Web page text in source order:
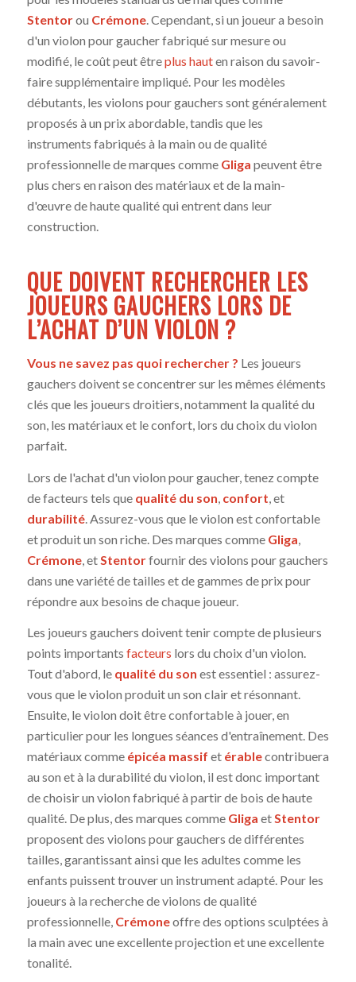
Stentorou Crémone. Cependant, si un joueur a besoin
d'un violon pour gaucher fabriqué sur mesure ou
modifié, le coût peut êtreplus hauten raison du savoir-
faire supplémentaire impliqué. Pour les modèles
débutants, les violons pour gauchers sont généralement
proposés à un prix abordable, tandis que les
instruments fabriqués à la main ou de qualité
professionnelle de marques comme Gliga peuvent être
plus chers en raison des matériaux et de la main-
d'œuvre de haute qualité qui entrent dans leur
construction.
QUE DOIVENT RECHERCHER LES
JOUEURS GAUCHERS LORS DE
L’ACHAT D’UN VIOLON ?
Vous ne savez pas quoi rechercher ? Les joueurs
gauchers doivent se concentrer sur les mêmes éléments
clés que les joueurs droitiers, notamment la qualité du
son, les matériaux et le confort, lors du choix du violon
parfait.
Lors de l'achat d'un violon pour gaucher, tenez compte
de facteurs tels que qualité du son confort , et
durabilité. Assurez-vous que le violon est confortable
et produit un son riche. Des marques comme Gliga
Crémone, et Stentorfournir des violons pour gauchers
dans une variété de tailles et de gammes de prix pour
répondre aux besoins de chaque joueur.
Les joueurs gauchers doivent tenir compte de plusieurs
points importants facteurs lors du choix d'un violon.
Tout d'abord, le qualité du son est essentiel : assurez-
vous que le violon produit un son clair et résonnant.
Ensuite, le violon doit être confortable à jouer, en
particulier pour les longues séances d'entraînement. Des
matériaux comme épicéa massif et érablecontribuera
au son et à la durabilité du violon, il est donc important
de choisir un violon fabriqué à partir de bois de haute
qualité. De plus, des marques comme Gliga etStentor
proposent des violons pour gauchers de différentes
tailles, garantissant ainsi que les adultes comme les
enfants puissent trouver un instrument adapté. Pour les
joueurs à la recherche de violons de qualité
professionnelle, Crémoneoffre des options sculptées à
la main avec une excellente projection et une excellente
tonalité.